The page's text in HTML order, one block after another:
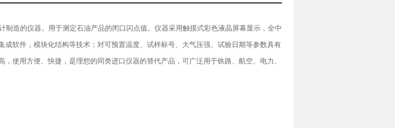
制造的仪器。用于测定石油产品的闭口闪点值。仪器采用触摸式彩色液晶屏幕显示，全中
成软件，模块化结构等技术；对可预置温度、试样标号、大气压强、试验日期等参数具有
使用方便、快捷，是理想的同类进口仪器的替代产品，可广泛用于铁路、航空、电力、